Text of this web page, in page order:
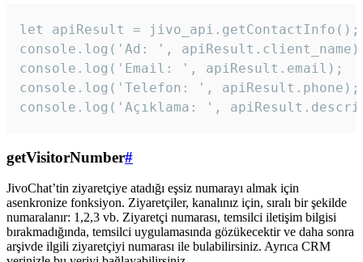
let apiResult = jivo_api.getContactInfo();
console.log('Ad: ',
console.log('Email: ', apiResult.email);
console.log('Telefon: ', apiResult.phone);
console.log('Açıklama: ',
getVisitorNumber#
JivoChat’tin ziyaretçiye atadığı eşsiz numarayı almak için
asenkronize fonksiyon. Ziyaretçiler, kanalınız için, sıralı bir şekilde
numaralanır: 1,2,3 vb. Ziyaretçi numarası, temsilci iletişim bilgisi
bırakmadığında, temsilci uygulamasında gözükecektir ve daha sonra
arşivde ilgili ziyaretçiyi numarası ile bulabilirsiniz. Ayrıca CRM